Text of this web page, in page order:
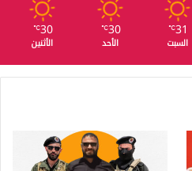
31
℃
السبت
30
℃
الأحد
30
℃
الأثنين